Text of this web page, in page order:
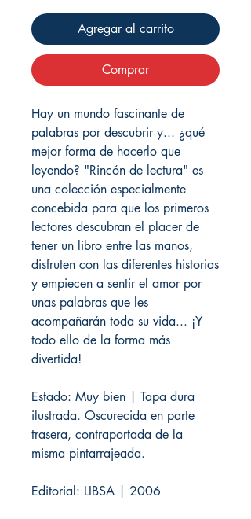
Agregar al carrito
Comprar
Hay un mundo fascinante de
palabras por descubrir y... ¿qué
mejor forma de hacerlo que
leyendo? "Rincón de lectura" es
una colección especialmente
concebida para que los primeros
lectores descubran el placer de
tener un libro entre las manos,
disfruten con las diferentes historias
y empiecen a sentir el amor por
unas palabras que les
acompañarán toda su vida... ¡Y
todo ello de la forma más
divertida!
Estado: Muy bien | Tapa dura
ilustrada. Oscurecida en parte
trasera, contraportada de la
misma pintarrajeada.
Editorial: LIBSA | 2006